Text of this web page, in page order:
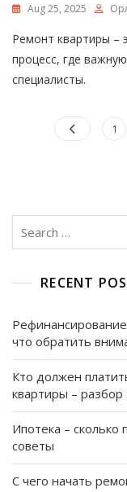
Aug 25, 2025
Ремонт квартиры –
процесс, где
специалисты.
1
Search
RECENT
что обратить
Кто должен
квартиры – разбор
Ипотека – сколько
советы
С чего начать